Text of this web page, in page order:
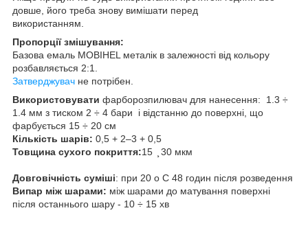
довше, його треба знову вимішати перед
використанням.
Пропорції змішування:
Базова емаль MOBIHEL металік в залежності від кольору
розбавляється 2:1.
Затверджувач не потрібен.
Використовувати фарборозпилювач для нанесення: 1.3 ÷
1.4 мм з тиском 2 ÷ 4 бари і відстанню до поверхні, що
фарбується 15 ÷ 20 см
Кількість шарів: 0,5 + 2–3 + 0,5
Товщина сухого покриття:15 ̧ 30 мкм
Довговічність суміші: при 20 o C 48 годин після розведення
Випар між шарами: між шарами до матування поверхні
після останнього шару - 10 ÷ 15 хв